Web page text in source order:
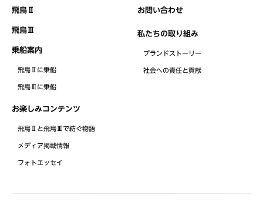
飛鳥Ⅱ
飛鳥Ⅲ
乗船案内
飛鳥Ⅱに乗船
飛鳥Ⅲに乗船
お楽しみコンテンツ
飛鳥Ⅱと飛鳥Ⅲで紡ぐ物語
メディア掲載情報
フォトエッセイ
お問い合わせ
私たちの取り組み
ブランドストーリー
社会への責任と貢献